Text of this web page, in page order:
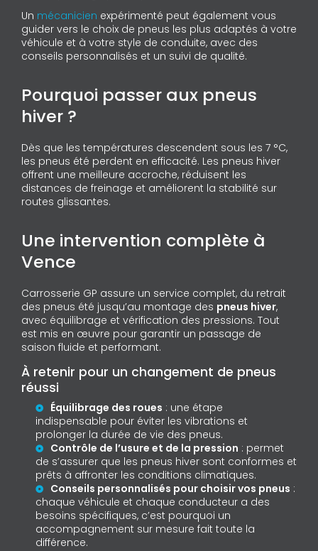
Un mécanicien expérimenté peut également vous
guider vers le choix de pneus les plus adaptés à votre
véhicule et à votre style de conduite, avec des
conseils personnalisés et un suivi de qualité.
Pourquoi passer aux pneus
hiver ?
Dès que les températures descendent sous les 7 °C,
les pneus été perdent en efficacité. Les pneus hiver
offrent une meilleure accroche, réduisent les
distances de freinage et améliorent la stabilité sur
routes glissantes.
Une intervention complète à
Vence
Carrosserie GP assure un service complet, du retrait
des pneus été jusqu’au montage des pneus hiver,
avec équilibrage et vérification des pressions. Tout
est mis en œuvre pour garantir un passage de
saison fluide et performant.
À retenir pour un changement de pneus
réussi
Équilibrage des roues : une étape
indispensable pour éviter les vibrations et
prolonger la durée de vie des pneus.
Contrôle de l’usure et de la pression : permet
de s’assurer que les pneus hiver sont conformes et
prêts à affronter les conditions climatiques.
Conseils personnalisés pour choisir vos pneus :
chaque véhicule et chaque conducteur a des
besoins spécifiques, c’est pourquoi un
accompagnement sur mesure fait toute la
différence.